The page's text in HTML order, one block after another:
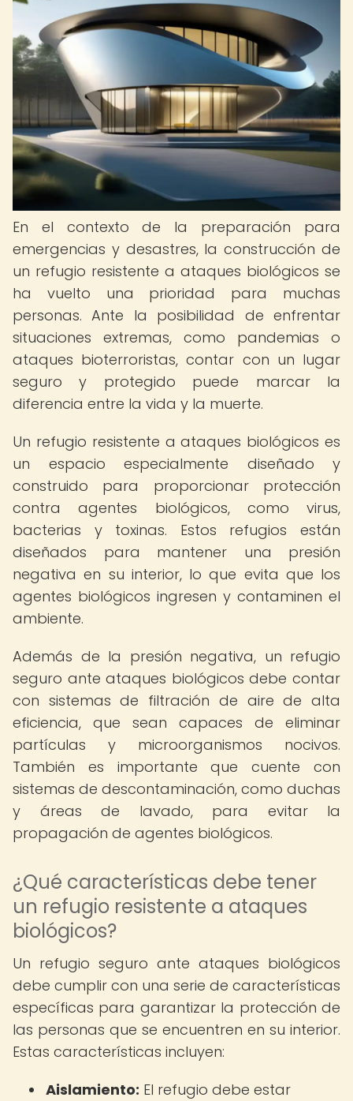
En el contexto de la preparación para
emergencias y desastres, la construcción de
un refugio resistente a ataques biológicos se
ha vuelto una prioridad para muchas
personas. Ante la posibilidad de enfrentar
situaciones extremas, como pandemias o
ataques bioterroristas, contar con un lugar
seguro y protegido puede marcar la
diferencia entre la vida y la muerte.
Un refugio resistente a ataques biológicos es
un espacio especialmente diseñado y
construido para proporcionar protección
contra agentes biológicos, como virus,
bacterias y toxinas. Estos refugios están
diseñados para mantener una presión
negativa en su interior, lo que evita que los
agentes biológicos ingresen y contaminen el
ambiente.
Además de la presión negativa, un refugio
seguro ante ataques biológicos debe contar
con sistemas de filtración de aire de alta
eficiencia, que sean capaces de eliminar
partículas y microorganismos nocivos.
También es importante que cuente con
sistemas de descontaminación, como duchas
y áreas de lavado, para evitar la
propagación de agentes biológicos.
¿Qué características debe tener
un refugio resistente a ataques
biológicos?
Un refugio seguro ante ataques biológicos
debe cumplir con una serie de características
específicas para garantizar la protección de
las personas que se encuentren en su interior.
Estas características incluyen:
Aislamiento: El refugio debe estar